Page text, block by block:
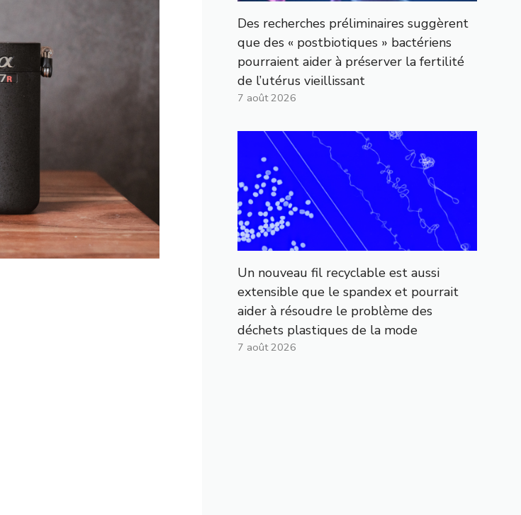
Des recherches préliminaires suggèrent
que des « postbiotiques » bactériens
pourraient aider à préserver la fertilité
de l’utérus vieillissant
7 août 2026
Un nouveau fil recyclable est aussi
extensible que le spandex et pourrait
aider à résoudre le problème des
déchets plastiques de la mode
7 août 2026